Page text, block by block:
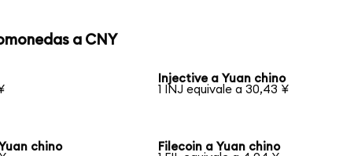
a CNY
Injective a Yuan chino
1 INJ equivale a 30,43 ¥
chino
Filecoin a Yuan chino